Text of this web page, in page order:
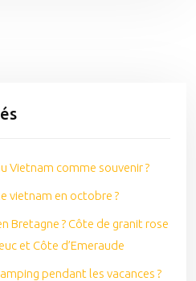
Vietnam comme souvenir ?
vietnam en octobre ?
Bretagne ? Côte de granit rose
et Côte d’Emeraude
pendant les vacances ?